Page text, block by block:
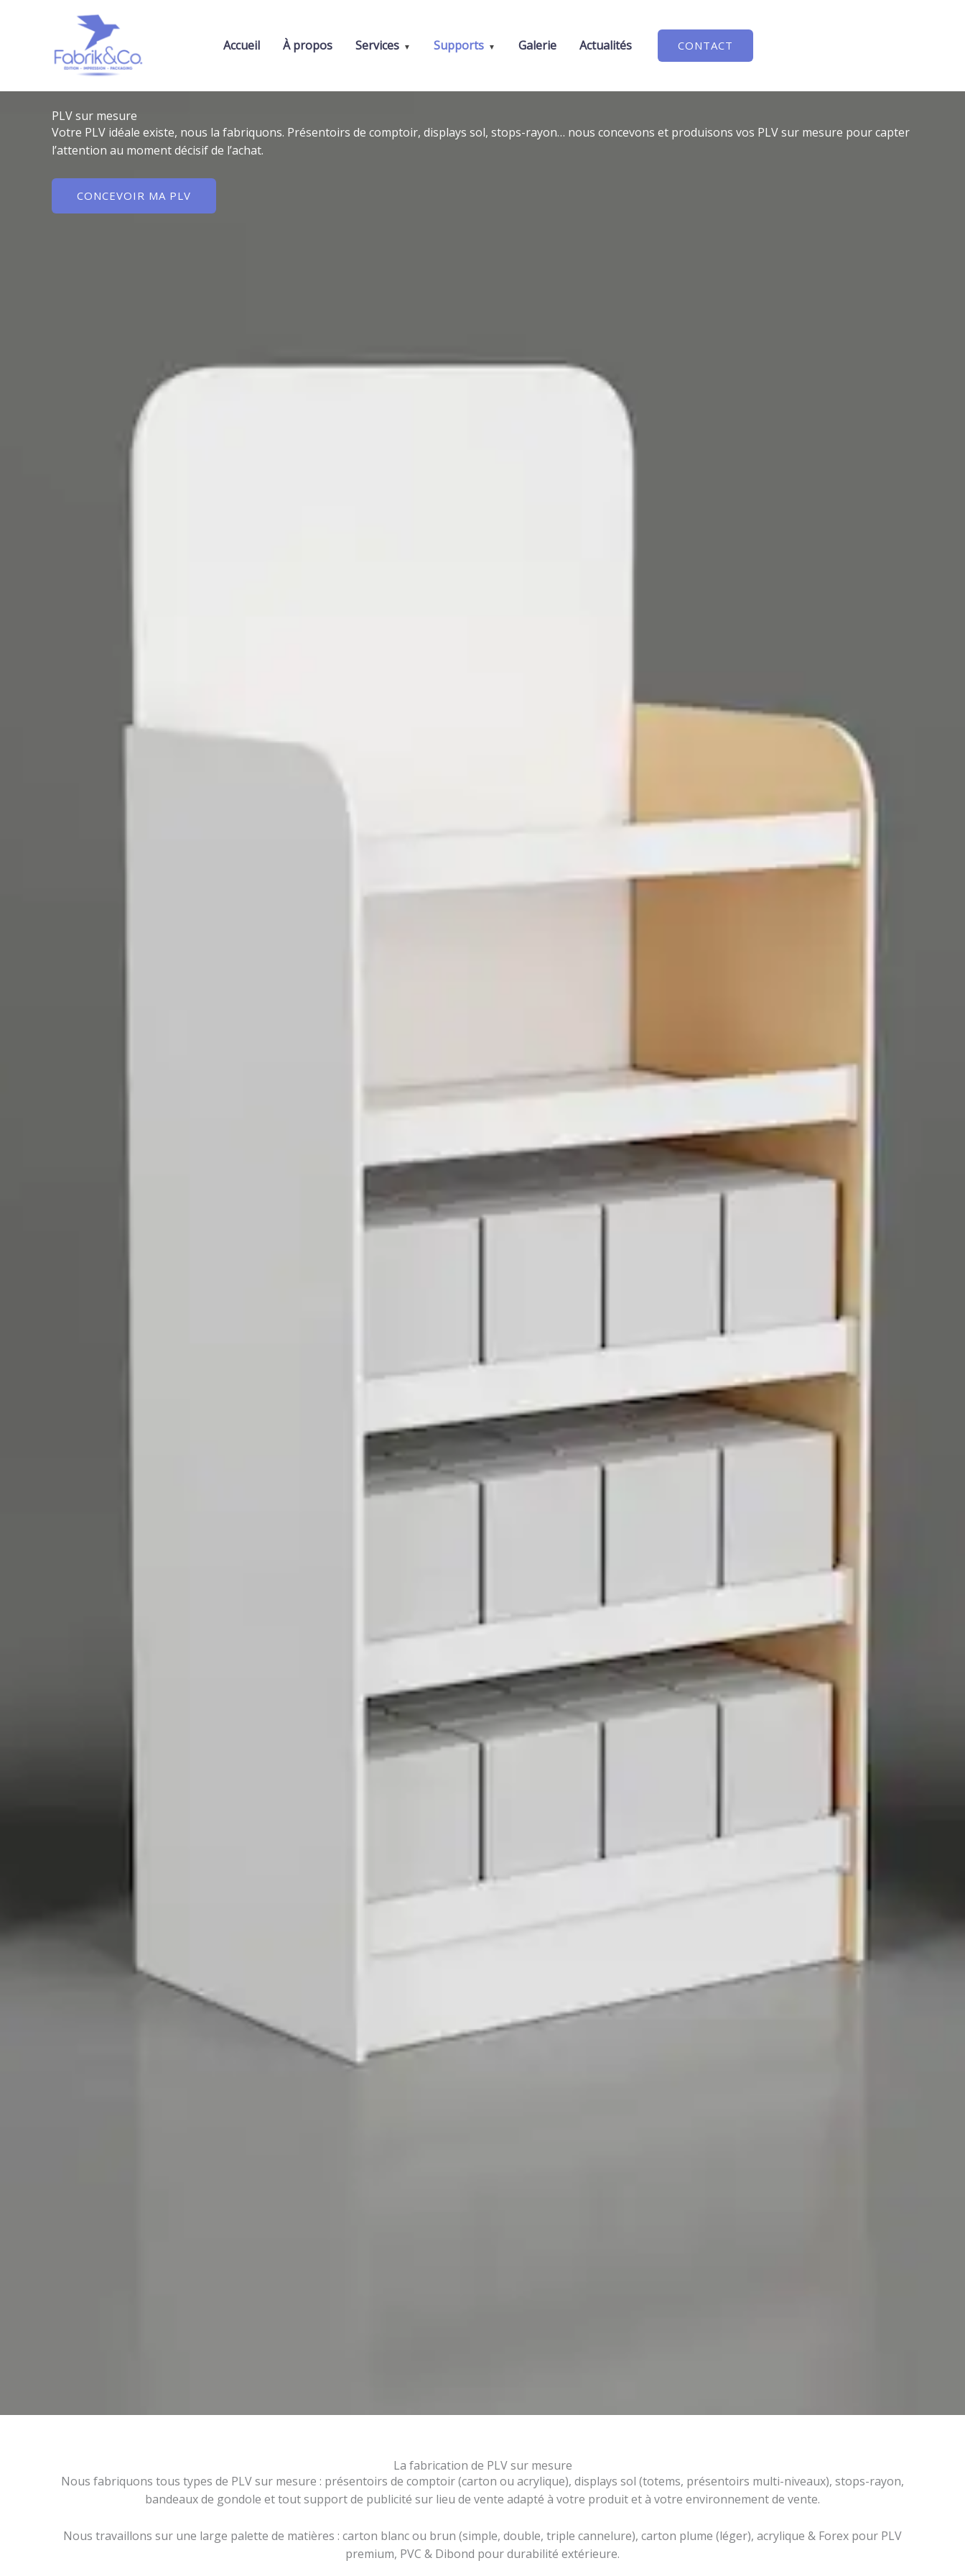
Accueil À propos Services Supports Galerie Actualités CONTACT
PLV sur mesure
Votre PLV idéale existe, nous la fabriquons. Présentoirs de comptoir, displays sol, stops-rayon… nous concevons et produisons vos PLV sur mesure pour capter
l’attention au moment décisif de l’achat.
CONCEVOIR MA PLV
La fabrication de PLV sur mesure
Nous fabriquons tous types de PLV sur mesure : présentoirs de comptoir (carton ou acrylique), displays sol (totems, présentoirs multi-niveaux), stops-rayon,
bandeaux de gondole et tout support de publicité sur lieu de vente adapté à votre produit et à votre environnement de vente.
Nous travaillons sur une large palette de matières : carton blanc ou brun (simple, double, triple cannelure), carton plume (léger), acrylique & Forex pour PLV
premium, PVC & Dibond pour durabilité extérieure.